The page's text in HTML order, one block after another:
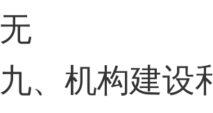
无
九、机构建设